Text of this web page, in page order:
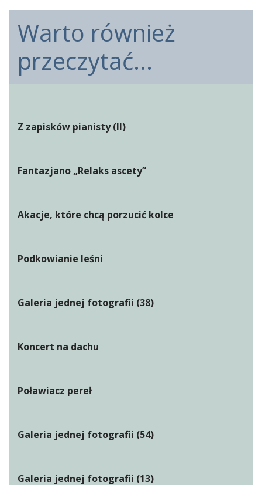
Warto również
przeczytać...
Z zapisków pianisty (II)
Fantazjano „Relaks ascety”
Akacje, które chcą porzucić kolce
Podkowianie leśni
Galeria jednej fotografii (38)
Koncert na dachu
Poławiacz pereł
Galeria jednej fotografii (54)
Galeria jednej fotografii (13)